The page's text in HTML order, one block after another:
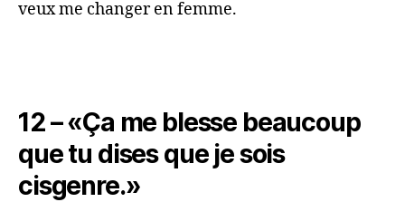
veux me changer en femme.
12 – «Ça me blesse beaucoup
que tu dises que je sois
cisgenre.»